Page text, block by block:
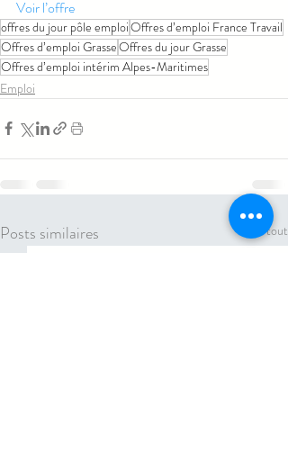
Voir l’offre
offres du jour pôle emploiOffres d’emploi France Travail
Offres d’emploi GrasseOffres du jour Grasse
Offres d’emploi intérim Alpes-Maritimes
Emploi
Posts similaires Voir tout